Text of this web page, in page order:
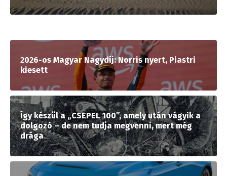
2026-os Magyar Nagydíj: Norris nyert, Piastri
kiesett
Így készül a „CSEPEL 100”, amely után vágyik a
dolgozó – de nem tudja megvenni, mert még
drága